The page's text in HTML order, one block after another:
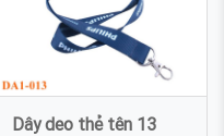
Dây deo thẻ tên 13